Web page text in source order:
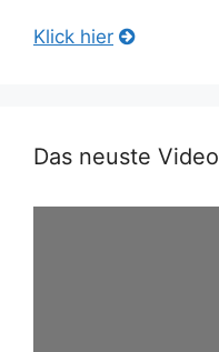
Klick hier
Das neuste Video